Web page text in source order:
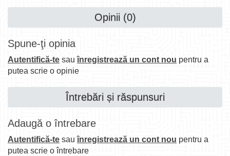
Opinii (0)
Spune-ţi opinia
Autentifică-te sauînregistrează un cont nou pentru a
putea scrie o opinie
Întrebări și răspunsuri
Adaugă o întrebare
Autentifică-te sauînregistrează un cont nou pentru a
putea scrie o întrebare